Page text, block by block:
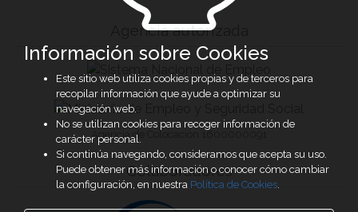
Agencia autorizada
Agencia de Colocación 1600000091
Colaboradores
Información sobre Cookies
Este sitio web utiliza cookies propias y de terceros para
recopilar información que ayude a optimizar su
navegación web.
No se utilizan cookies para recoger información de
carácter personal.
Si continúa navegando, consideramos que acepta su uso.
Puede obtener más información o conocer cómo cambiar
la configuración, en nuestra Política de Cookies.